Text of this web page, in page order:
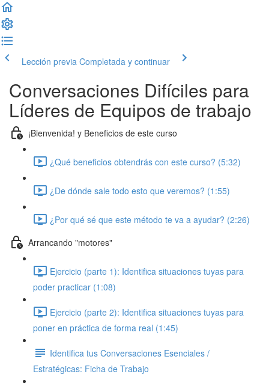
Lección previa Completada y continuar
Conversaciones Difíciles para
Líderes de Equipos de trabajo
¡Bienvenida! y Beneficios de este curso
¿Qué beneficios obtendrás con este curso? (5:32)
¿De dónde sale todo esto que veremos? (1:55)
¿Por qué sé que este método te va a ayudar? (2:26)
Arrancando "motores"
Ejercicio (parte 1): Identifica situaciones tuyas para
poder practicar (1:08)
Ejercicio (parte 2): Identifica situaciones tuyas para
poner en práctica de forma real (1:45)
Identifica tus Conversaciones Esenciales /
Estratégicas: Ficha de Trabajo